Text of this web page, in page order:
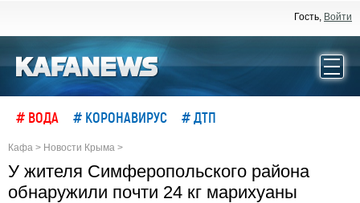
Гость, Войти
# ВОДА # КОРОНАВИРУС # ДТП
Кафа > Новости Крыма >
У жителя Симферопольского района
обнаружили почти 24 кг марихуаны